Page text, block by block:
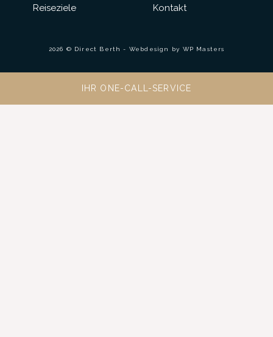
Reiseziele
Kontakt
2026 © Direct Berth - Webdesign by WP Masters
IHR ONE-CALL-SERVICE